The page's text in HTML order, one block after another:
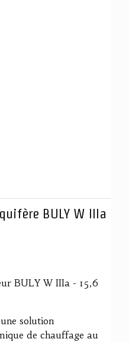
BULY W IIIa
BULY W IIIa - 15,6
solution
de chauffage au